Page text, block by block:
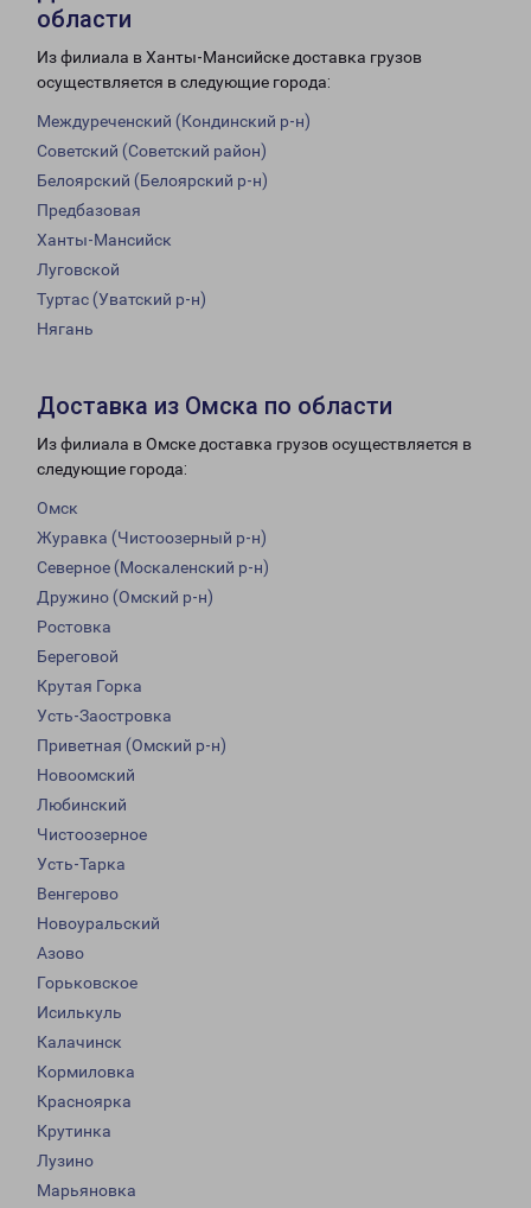
области
Из филиала в Ханты-Мансийске доставка грузов
осуществляется в следующие города:
Междуреченский (Кондинский р-н)
Советский (Советский район)
Белоярский (Белоярский р-н)
Предбазовая
Ханты-Мансийск
Луговской
Туртас (Уватский р-н)
Нягань
Доставка из Омска по области
Из филиала в Омске доставка грузов осуществляется в
следующие города:
Омск
Журавка (Чистоозерный р-н)
Северное (Москаленский р-н)
Дружино (Омский р-н)
Ростовка
Береговой
Крутая Горка
Усть-Заостровка
Приветная (Омский р-н)
Новоомский
Любинский
Чистоозерное
Усть-Тарка
Венгерово
Новоуральский
Азово
Горьковское
Исилькуль
Калачинск
Кормиловка
Красноярка
Крутинка
Лузино
Марьяновка